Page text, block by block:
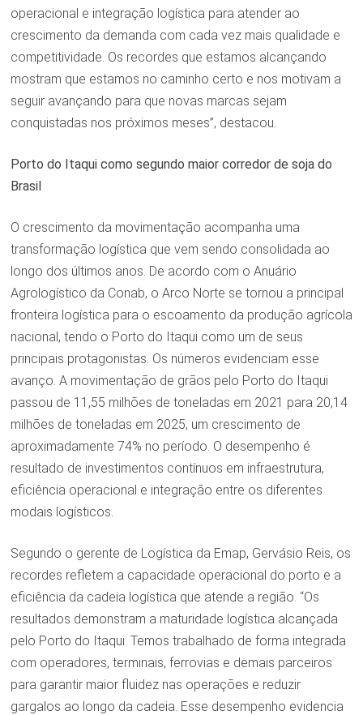
operacional e integração logística para atender ao
crescimento da demanda com cada vez mais qualidade e
competitividade. Os recordes que estamos alcançando
mostram que estamos no caminho certo e nos motivam a
seguir avançando para que novas marcas sejam
conquistadas nos próximos meses”, destacou.
Porto do Itaqui como segundo maior corredor de soja do
Brasil
O crescimento da movimentação acompanha uma
transformação logística que vem sendo consolidada ao
longo dos últimos anos. De acordo com o Anuário
Agrologístico da Conab, o Arco Norte se tornou a principal
fronteira logística para o escoamento da produção agrícola
nacional, tendo o Porto do Itaqui como um de seus
principais protagonistas. Os números evidenciam esse
avanço. A movimentação de grãos pelo Porto do Itaqui
passou de 11,55 milhões de toneladas em 2021 para 20,14
milhões de toneladas em 2025, um crescimento de
aproximadamente 74% no período. O desempenho é
resultado de investimentos contínuos em infraestrutura,
eficiência operacional e integração entre os diferentes
modais logísticos.
Segundo o gerente de Logística da Emap, Gervásio Reis, os
recordes refletem a capacidade operacional do porto e a
eficiência da cadeia logística que atende a região. “Os
resultados demonstram a maturidade logística alcançada
pelo Porto do Itaqui. Temos trabalhado de forma integrada
com operadores, terminais, ferrovias e demais parceiros
para garantir maior fluidez nas operações e reduzir
gargalos ao longo da cadeia. Esse desempenho evidencia